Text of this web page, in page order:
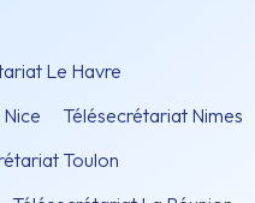
Le Havre
Télésecrétariat Nimes
Toulon